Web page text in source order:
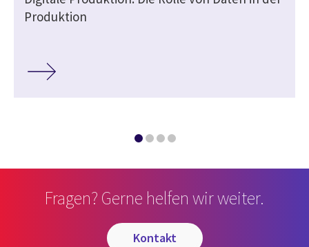
Produktion
Fragen? Gerne helfen wir weiter.
kontakt